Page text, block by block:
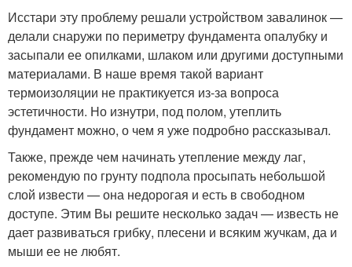
Исстари эту проблему решали устройством завалинок —
делали снаружи по периметру фундамента опалубку и
засыпали ее опилками, шлаком или другими доступными
материалами. В наше время такой вариант
термоизоляции не практикуется из-за вопроса
эстетичности. Но изнутри, под полом, утеплить
фундамент можно, о чем я уже подробно рассказывал.
Также, прежде чем начинать утепление между лаг,
рекомендую по грунту подпола просыпать небольшой
слой извести — она недорогая и есть в свободном
доступе. Этим Вы решите несколько задач — известь не
дает развиваться грибку, плесени и всяким жучкам, да и
мыши ее не любят.